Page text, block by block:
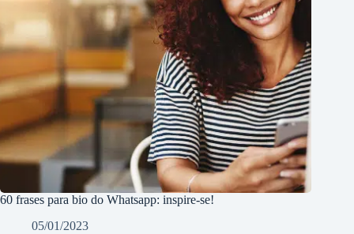
60 frases para bio do Whatsapp: inspire-se!
05/01/2023